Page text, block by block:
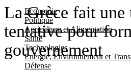
Economie
Politique
Agriculture et Alimentation
Santé
Technologies
Energie, Environnement et
Défense
La Grèce fait une
tentative pour
gouvernement